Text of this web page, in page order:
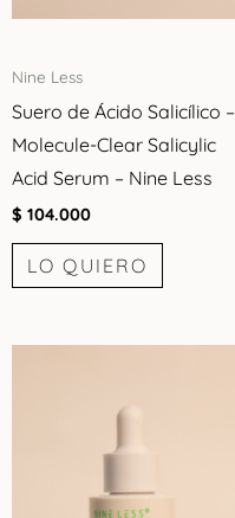
Nine Less
Suero de Ácido Salicílico –
Molecule-Clear Salicylic
Acid Serum – Nine Less
$ 104.000
LO QUIERO